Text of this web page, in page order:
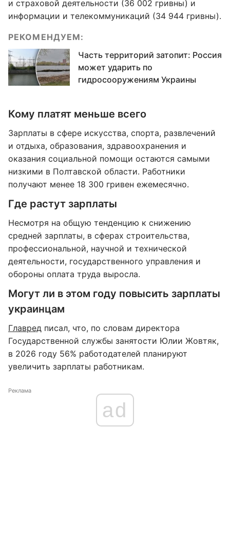
и страховой деятельности (36 002 гривны) и
информации и телекоммуникаций (34 944 гривны).
РЕКОМЕНДУЕМ:
Часть территорий затопит: Россия
может ударить по
гидросооружениям Украины
Кому платят меньше всего
Зарплаты в сфере искусства, спорта, развлечений
и отдыха, образования, здравоохранения и
оказания социальной помощи остаются самыми
низкими в Полтавской области. Работники
получают менее 18 300 гривен ежемесячно.
Где растут зарплаты
Несмотря на общую тенденцию к снижению
средней зарплаты, в сферах строительства,
профессиональной, научной и технической
деятельности, государственного управления и
обороны оплата труда выросла.
Могут ли в этом году повысить зарплаты
украинцам
Главред писал, что, по словам директора
Государственной службы занятости Юлии Жовтяк,
в 2026 году 56% работодателей планируют
увеличить зарплаты работникам.
Реклама
ad